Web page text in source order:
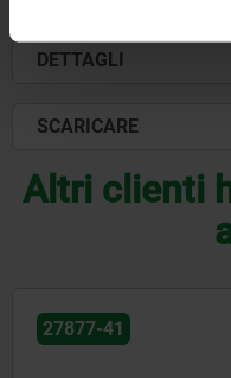
DETTAGLI
SCARICARE
Altri clienti
27877-41